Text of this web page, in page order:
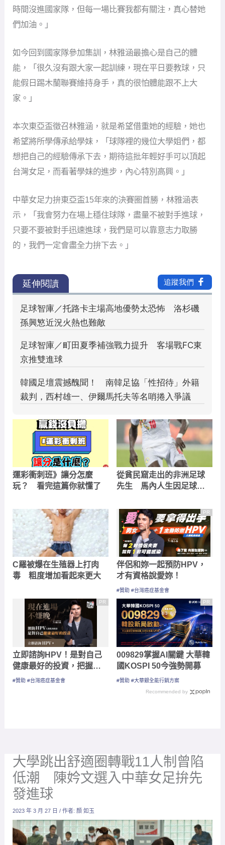
時間沒進國家隊，但每一場比賽我都有關注，真心替她
們加油。」
如今回到國家隊參加集訓，林雅涵最擔心是自己的體
能，「很久沒有跟大家一起訓練，現在平日要教球，只
能假日踢木蘭聯賽維持身手，真的很怕體能跟不上大
家。」
本次東亞盃徵召林雅涵，就是希望借重她的經驗，她也
希望將所學傳承給學妹，「球隊裡的幾位大學姐們，都
想把自己的經驗傳承下去，期待這批年輕好手可以頂起
台灣女足，而看著學妹的進步，內心特別高興。」
中華女足力拚東亞盃15年來的決賽圈首勝，林雅涵表
示，「我會努力在場上穩住球隊，盡量不被對手進球，
只要不要被對手迅速進球，我們是可以靠意志力取勝
的，我們一定會盡全力拚下去。」
運彩衝刺班》讓分怎麼
玩？ 看完這篇你就懂了
從貧民窟走出的非洲足球
先生 馬內人生因足球改
C羅被爆在生殖器上打肉
毒 粗度增加看起來更大
PR
伴侶和妳一起預防HPV，
才有資格說愛妳！
#贊助 #台灣癌症基金會
PR
立即諮詢HPV！是對自己
健康最好的投資，把握現
在不嫌晚！
#贊助 #台灣癌症基金會
PR
009829掌握AI關鍵 大華韓
國KOSPI 50今強勢開募
#贊助 #大華銀全能行銷方案
Recommended by
大學跳出舒適圈轉戰11人制曾陷
低潮 陳妗文選入中華女足拚先
發進球
2023 年 3 月 27 日/ 作者:顏 如玉